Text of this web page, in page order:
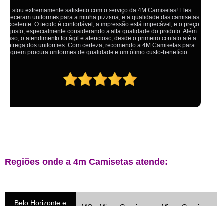
Ótimo atendimento,todos muito educados, prestativos e que colocam o
cliente em primeiro lugar. Qualquer lugar tem problemas,isso é fato, mas
aqui na 4M tudo é resolvido com calma e de forma que todos saem
ganhando no final.
Regiões onde a 4m Camisetas atende:
Belo Horizonte e